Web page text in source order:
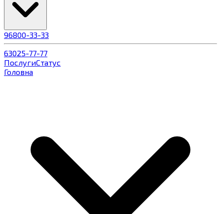
96800-33-33
63025-77-77
ПослугиСтатус
Головна